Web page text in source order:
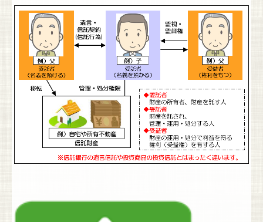
相談会・セミナー
無料相談会
各種セミナー
お客さまの声
お知らせ
会社概要